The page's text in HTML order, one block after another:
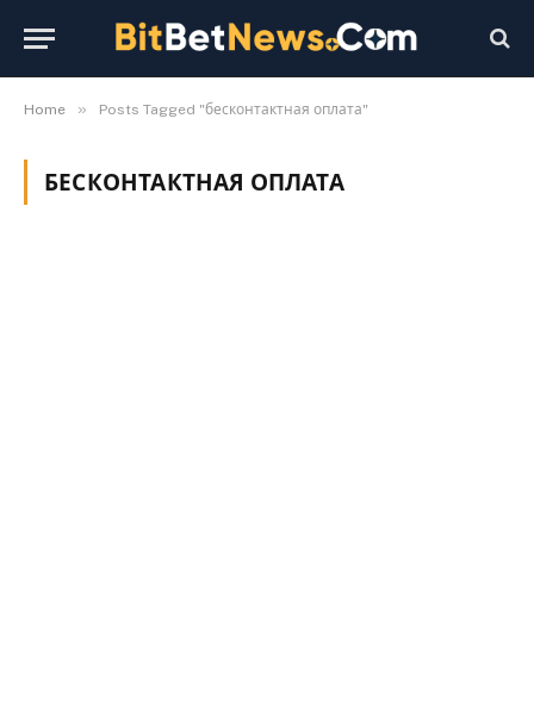
Home » Posts Tagged "бесконтактная оплата"
БЕСКОНТАКТНАЯ ОПЛАТА